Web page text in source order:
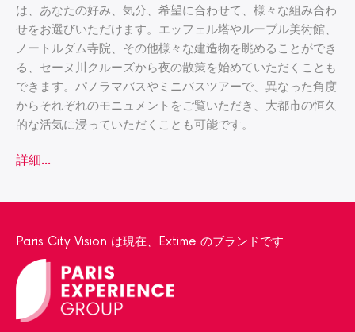
は、あなたの好み、気分、希望に合わせて、様々な組み合わ
せをお選びいただけます。エッフェル塔やルーブル美術館、
ノートルダム寺院、その他様々な建造物を眺めることができ
る、セーヌ川クルーズから夜の散策を始めていただくことも
できます。パノラマバスやミニバスツアーで、異なった角度
からそれぞれのモニュメントをご覧いただき、大都市の恒久
的な活気に浸っていただくことも可能です。
詳細...
Paris City Vision は現在、Extime のブランドです